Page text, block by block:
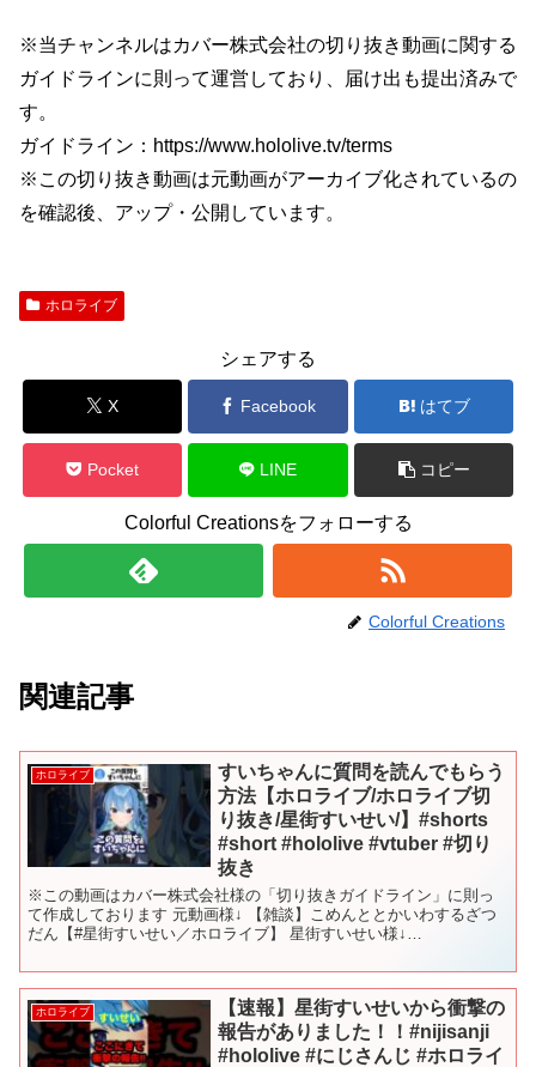
※当チャンネルはカバー株式会社の切り抜き動画に関する
ガイドラインに則って運営しており、届け出も提出済みで
す。
ガイドライン：https://www.hololive.tv/terms
※この切り抜き動画は元動画がアーカイブ化されているの
を確認後、アップ・公開しています。
ホロライブ
シェアする
X Facebook はてブ
Pocket LINE コピー
Colorful Creationsをフォローする
Colorful Creations
関連記事
ホロライブ
すいちゃんに質問を読んでもらう
方法【ホロライブ/ホロライブ切
り抜き/星街すいせい/】#shorts
#short #hololive #vtuber #切り
抜き
※この動画はカバー株式会社様の「切り抜きガイドライン」に則っ
て作成しております 元動画様↓ 【雑談】こめんととかいわするざつ
だん【#星街すいせい／ホロライブ】 星街すいせい様↓
ホロライブ
【速報】星街すいせいから衝撃の
報告がありました！！#nijisanji
#hololive #にじさんじ #ホロライ